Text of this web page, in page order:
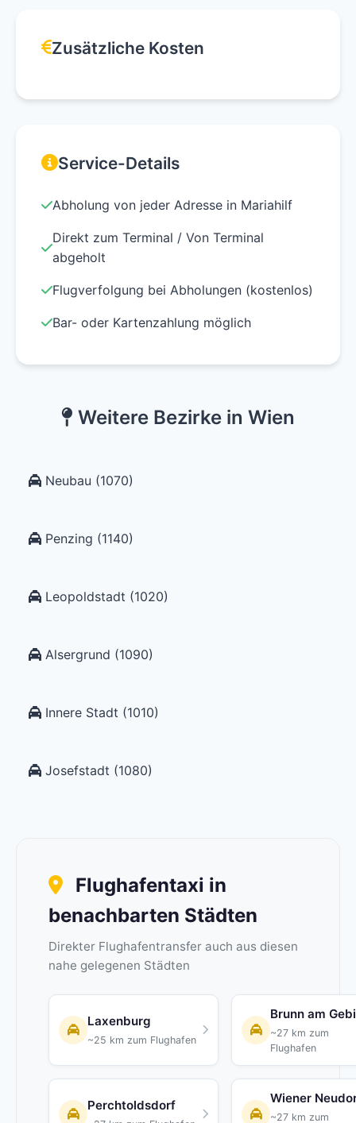
Zusätzliche Kosten
Service-Details
Abholung von jeder Adresse in Mariahilf
Direkt zum Terminal / Von Terminal
abgeholt
Flugverfolgung bei Abholungen (kostenlos)
Bar- oder Kartenzahlung möglich
Weitere Bezirke in Wien
Neubau (1070)
Penzing (1140)
Leopoldstadt (1020)
Alsergrund (1090)
Innere Stadt (1010)
Josefstadt (1080)
Flughafentaxi in
benachbarten Städten
Direkter Flughafentransfer auch aus diesen
nahe gelegenen Städten
Laxenburg
~25 km zum Flughafen
Brunn am
~27 km zum
Flughafen
Perchtoldsdorf Wiener
~27 km zum